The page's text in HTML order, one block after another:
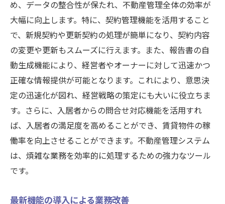
め、データの整合性が保たれ、不動産管理全体の効率が
大幅に向上します。特に、契約管理機能を活用すること
で、新規契約や更新契約の処理が簡単になり、契約内容
の変更や更新もスムーズに行えます。また、報告書の自
動生成機能により、経営者やオーナーに対して迅速かつ
正確な情報提供が可能となります。これにより、意思決
定の迅速化が図れ、経営戦略の策定にも大いに役立ちま
す。さらに、入居者からの問合せ対応機能を活用すれ
ば、入居者の満足度を高めることができ、賃貸物件の稼
働率を向上させることができます。不動産管理システム
は、煩雑な業務を効率的に処理するための強力なツール
です。
最新機能の導入による業務改善